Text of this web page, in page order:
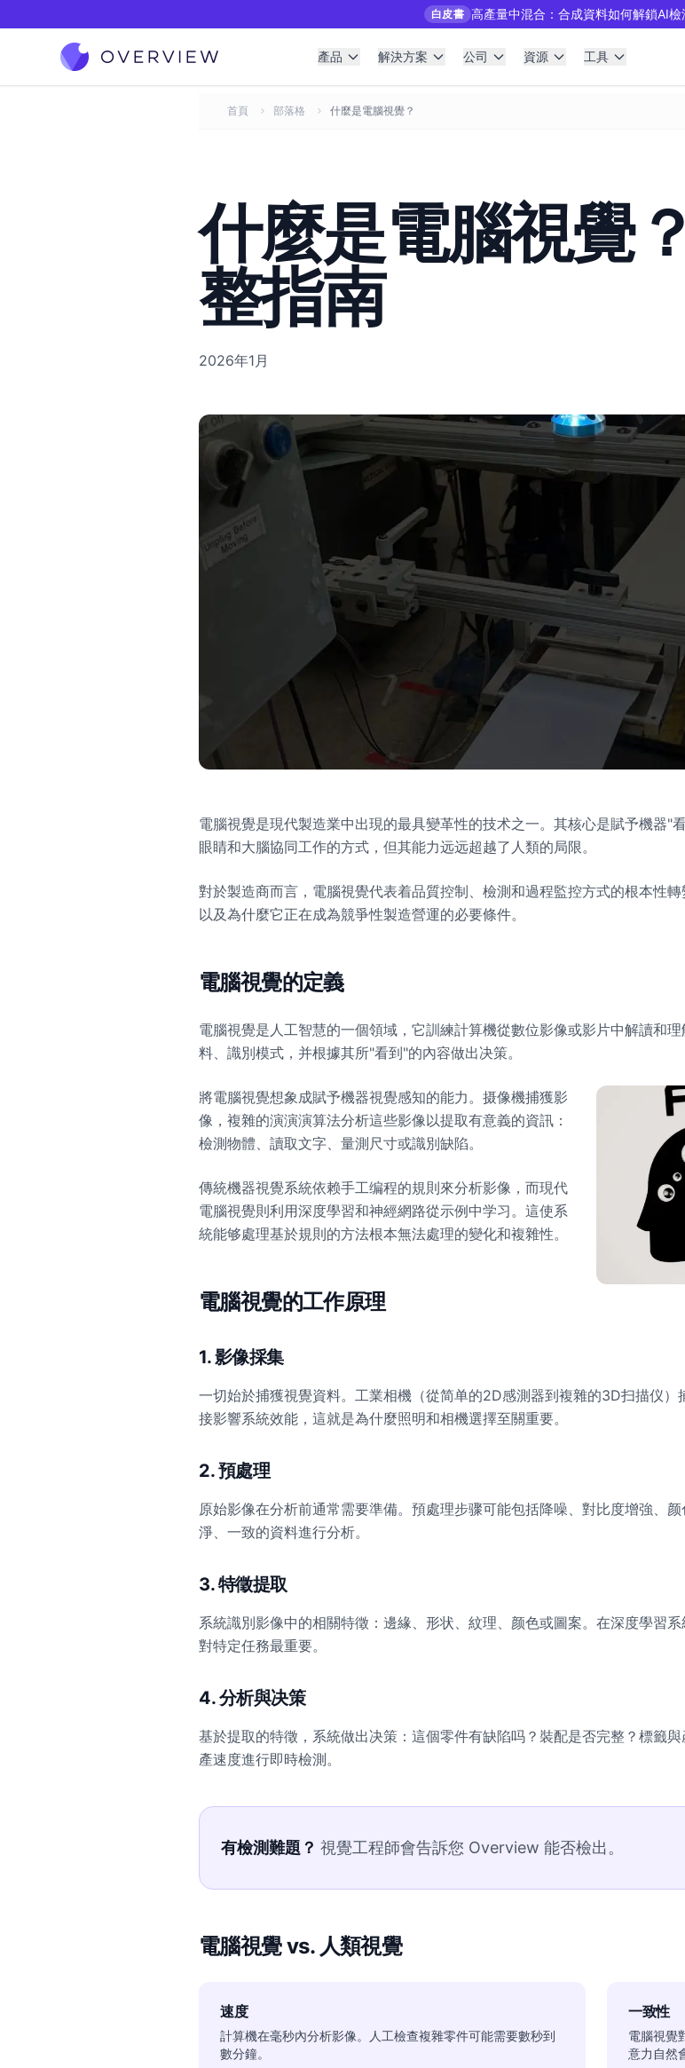
白皮書 高產量中混合：合成資料如何解鎖AI檢
產品 解決方案 公司 資源 工具
首頁 部落格 什麼是電腦視覺？
什麼是電腦視覺
整指南
2026年1月
電腦視覺是現代製造業中出現的最具變革性的技术之一。其核心是賦予機器"
眼睛和大腦協同工作的方式，但其能力远远超越了人類的局限。
對於製造商而言，電腦視覺代表着品質控制、檢測和過程監控方式的根本性
以及為什麼它正在成為競爭性製造營運的必要條件。
電腦視覺的定義
電腦視覺是人工智慧的一個領域，它訓練計算機從數位影像或影片中解讀和
料、識別模式，并根據其所"看到"的內容做出决策。
將電腦視覺想象成賦予機器視覺感知的能力。摄像機捕獲影
像，複雜的演演演算法分析這些影像以提取有意義的資訊：
檢測物體、讀取文字、量測尺寸或識別缺陷。
傳統機器視覺系統依赖手工编程的規則來分析影像，而現代
電腦視覺則利用深度學習和神經網路從示例中学习。這使系
統能够處理基於規則的方法根本無法處理的變化和複雜性。
電腦視覺的工作原理
1. 影像採集
一切始於捕獲視覺資料。工業相機（從简单的2D感測器到複雜的3D扫描仪
接影響系統效能，這就是為什麼照明和相機選擇至關重要。
2. 預處理
原始影像在分析前通常需要準備。預處理步骤可能包括降噪、對比度增強、
淨、一致的資料進行分析。
3. 特徵提取
系統識別影像中的相關特徵：邊緣、形状、紋理、颜色或圖案。在深度學習
對特定任務最重要。
4. 分析與决策
基於提取的特徵，系統做出决策：這個零件有缺陷吗？裝配是否完整？標籤
產速度進行即時檢測。
有檢測難題？ 視覺工程師會告訴您 Overview 能否檢出。
電腦視覺 vs. 人類視覺
速度
計算機在毫秒內分析影像。人工檢查複雜零件可能需要數秒到
數分鐘。
一致性
電腦視覺
意力自然